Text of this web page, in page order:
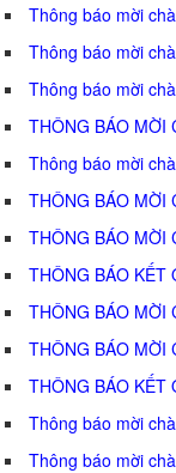
Thông báo mời
Thông báo mời
Thông báo mời
THÔNG BÁO MỜI
Thông báo mời
THÔNG BÁO MỜI
THÔNG BÁO MỜI
THÔNG BÁO KẾT
THÔNG BÁO MỜI
THÔNG BÁO MỜI
THÔNG BÁO KẾT
Thông báo mời
Thông báo mời